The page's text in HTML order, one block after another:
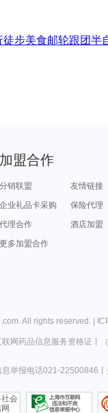
徒步美食邮轮跟团半
加盟合作
分销联盟
友情链接
企业礼品卡采购
保险代理
代理合作
酒店加盟
更多加盟合作
. All rights reserved. |
联网药品信息服务资格证
息举报电话021-22500846
会